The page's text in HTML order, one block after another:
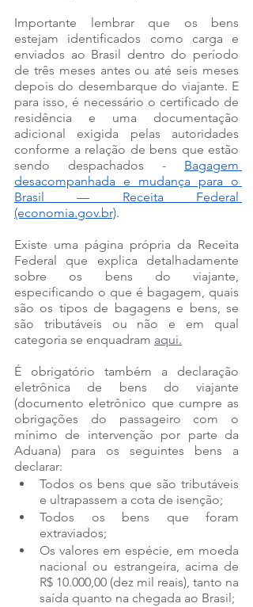
Importante lembrar que os bens
estejam identificados como carga e
enviados ao Brasil dentro do período
de três meses antes ou até seis meses
depois do desembarque do viajante. E
para isso, é necessário o certificado de
residência e uma documentação
adicional exigida pelas autoridades
conforme a relação de bens que estão
sendo despachados - Bagagem
desacompanhada e mudança para o
Brasil — Receita Federal
(economia.gov.br).
Existe uma página própria da Receita
Federal que explica detalhadamente
sobre os bens do viajante,
especificando o que é bagagem, quais
são os tipos de bagagens e bens, se
são tributáveis ou não e em qual
categoria se enquadram aqui.
É obrigatório também a declaração
eletrônica de bens do viajante
(documento eletrônico que cumpre as
obrigações do passageiro com o
mínimo de intervenção por parte da
Aduana) para os seguintes bens a
declarar:
Todos os bens que são tributáveis
e ultrapassem a cota de isenção;
Todos os bens que foram
extraviados;
Os valores em espécie, em moeda
nacional ou estrangeira, acima de
R$ 10.000,00 (dez mil reais), tanto na
saída quanto na chegada ao Brasil;